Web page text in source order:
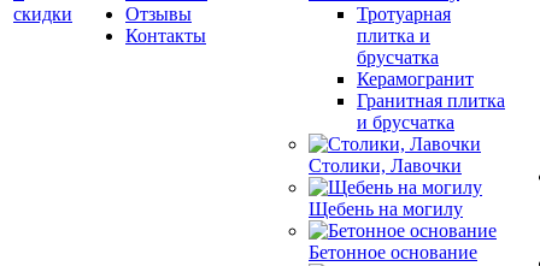
скидки
Отзывы
Контакты
Тротуарная
плитка и
брусчатка
Керамогранит
Гранитная плитка
и брусчатка
Столики, Лавочки
Щебень на могилу
Бетонное основание